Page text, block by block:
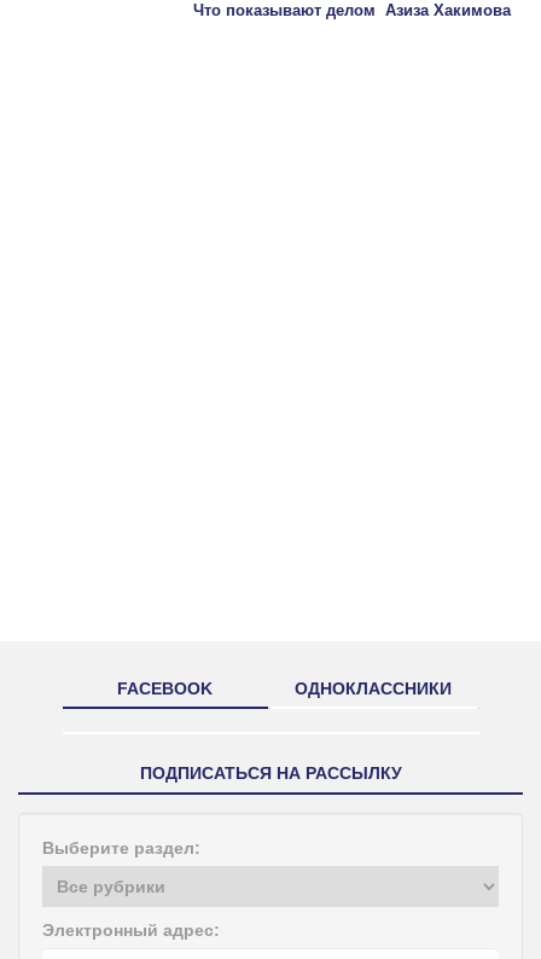
Что показывают делом Азиза Хакимова
FACEBOOK ОДНОКЛАССНИКИ
ПОДПИСАТЬСЯ НА РАССЫЛКУ
Выберите раздел:
Электронный адрес: